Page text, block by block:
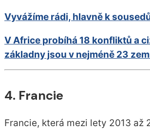
Vyvážíme rádi, hlavně k
V Africe probíhá 18 konfliktů a
základny jsou v nejméně 23
4. Francie
Francie, která mezi lety 2013 až